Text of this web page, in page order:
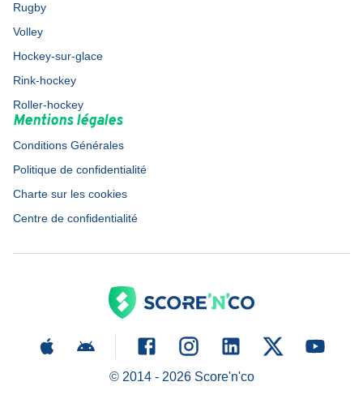
Rugby
Volley
Hockey-sur-glace
Rink-hockey
Roller-hockey
Mentions légales
Conditions Générales
Politique de confidentialité
Charte sur les cookies
Centre de confidentialité
© 2014 - 2026Score'n'co